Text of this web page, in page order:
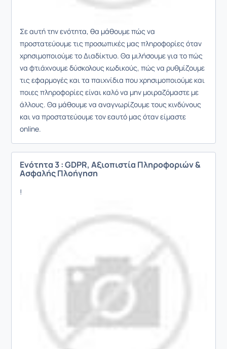
Σε αυτή την ενότητα, θα μάθουμε πώς να
προστατεύουμε τις προσωπικές μας πληροφορίες όταν
χρησιμοποιούμε το Διαδίκτυο. Θα μιλήσουμε για το πώς
να φτιάχνουμε δύσκολους κωδικούς, πώς να ρυθμίζουμε
τις εφαρμογές και τα παιχνίδια που χρησιμοποιούμε και
ποιες πληροφορίες είναι καλό να μην μοιραζόμαστε με
άλλους. Θα μάθουμε να αναγνωρίζουμε τους κινδύνους
και να προστατεύουμε τον εαυτό μας όταν είμαστε
online.
Ενότητα 3 : GDPR, Αξιοπιστία Πληροφοριών &
Ασφαλής Πλοήγηση
!